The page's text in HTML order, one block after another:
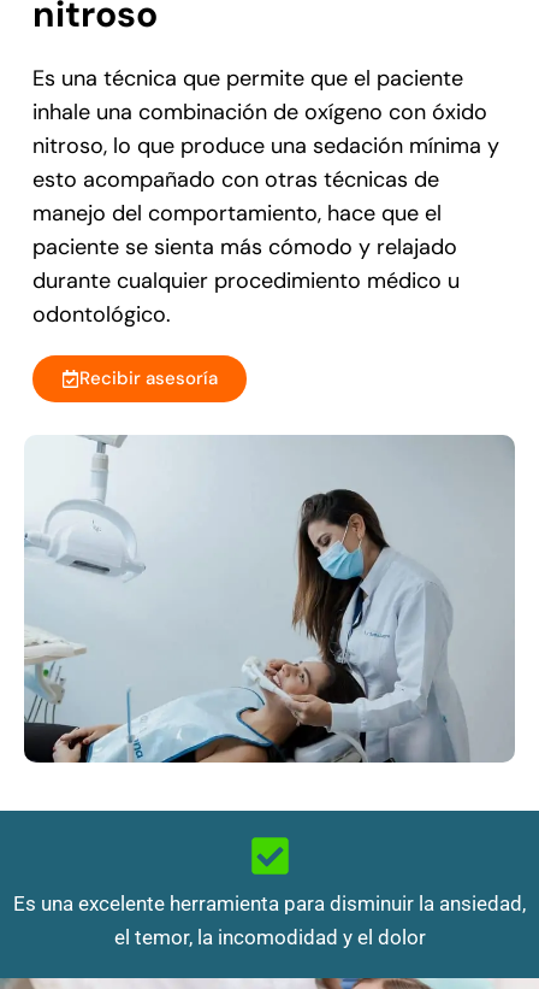
nitroso
Es una técnica que permite que el paciente
inhale una combinación de oxígeno con óxido
nitroso, lo que produce una sedación mínima y
esto acompañado con otras técnicas de
manejo del comportamiento, hace que el
paciente se sienta más cómodo y relajado
durante cualquier procedimiento médico u
odontológico.
Recibir asesoría
Es una excelente herramienta para disminuir la ansiedad,
el temor, la incomodidad y el dolor